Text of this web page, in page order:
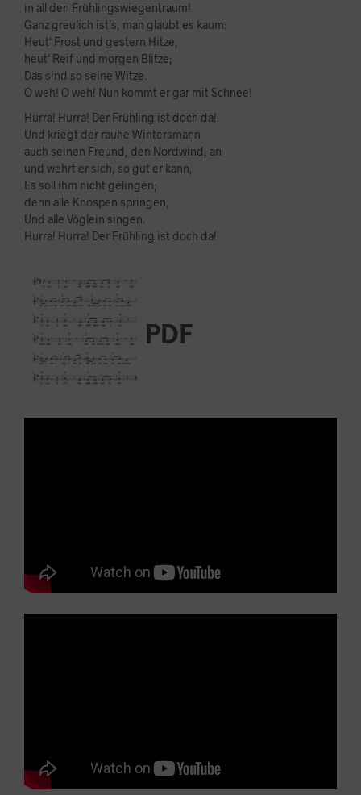
in all den Frühlingswiegentraum!
Ganz greulich ist’s, man glaubt es kaum:
Heut‘ Frost und gestern Hitze,
heut‘ Reif und morgen Blitze;
Das sind so seine Witze.
O weh! O weh! Nun kommt er gar mit Schnee!
Hurra! Hurra! Der Frühling ist doch da!
Und kriegt der rauhe Wintersmann
auch seinen Freund, den Nordwind, an
und wehrt er sich, so gut er kann,
Es soll ihm nicht gelingen;
denn alle Knospen springen,
Und alle Vöglein singen.
Hurra! Hurra! Der Frühling ist doch da!
PDF